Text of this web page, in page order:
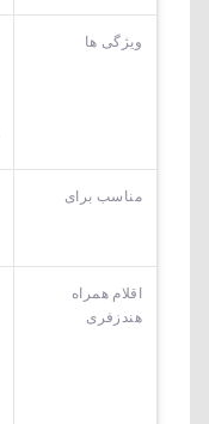
ویژگی ها
مناسب برای
اقلام همراه
هندزفری